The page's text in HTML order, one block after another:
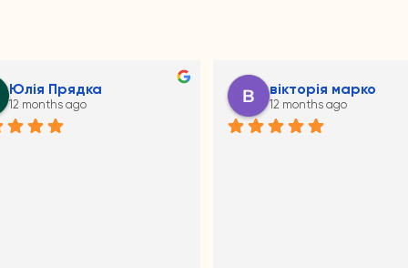
Юлія Прядка
12 months ago
вікторія марко
12 months ago